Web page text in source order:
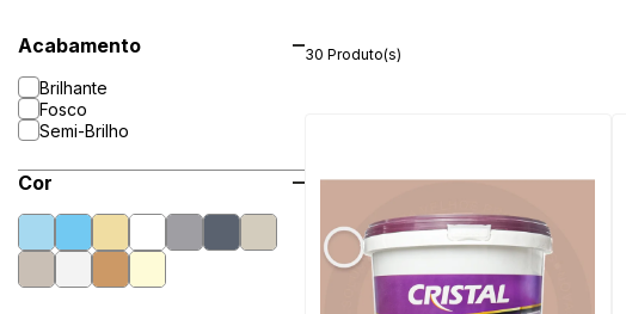
Acabamento
Brilhante
Fosco
Semi-Brilho
Cor
30 Produto(s)